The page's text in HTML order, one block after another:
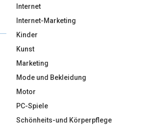
Internet
Internet-Marketing
Kinder
Kunst
Marketing
Mode und Bekleidung
Motor
PC-Spiele
Schönheits-und Körperpflege